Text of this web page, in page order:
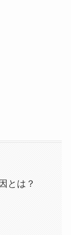
とは？